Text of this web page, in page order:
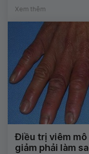
Xem thêm
Điều trị viêm mô
giảm phải làm